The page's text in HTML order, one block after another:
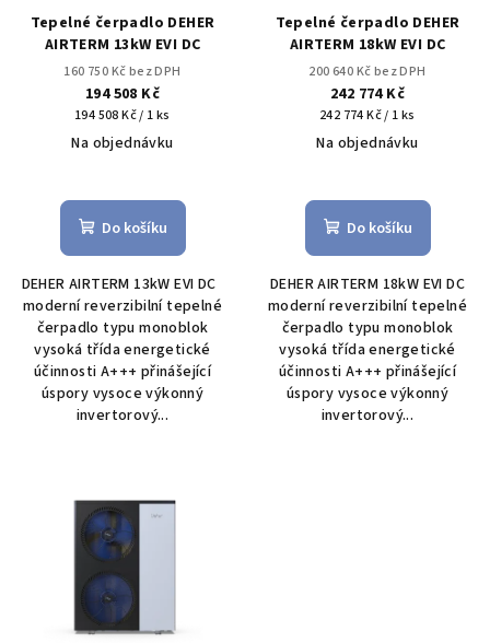
Tepelné čerpadlo DEHER
AIRTERM 13kW EVI DC
160 750 Kč bez DPH
194 508 Kč
Měrná
cena:
194 508 Kč / 1 ks
Na objednávku
hodnocení
produktu
z
5
hvězdiček.
Do košíku
DEHER AIRTERM 13kW EVI DC
moderní reverzibilní tepelné
čerpadlo typu monoblok
vysoká třída energetické
účinnosti A+++ přinášející
úspory vysoce výkonný
invertorový...
Tepelné čerpadlo DEHER
AIRTERM 18kW EVI DC
200 640 Kč bez DPH
242 774 Kč
Měrná
cena:
242 774 Kč / 1 ks
Na objednávku
hodnocení
produktu
z
5
hvězdiček.
Do košíku
DEHER AIRTERM 18kW EVI DC
moderní reverzibilní tepelné
čerpadlo typu monoblok
vysoká třída energetické
účinnosti A+++ přinášející
úspory vysoce výkonný
invertorový...